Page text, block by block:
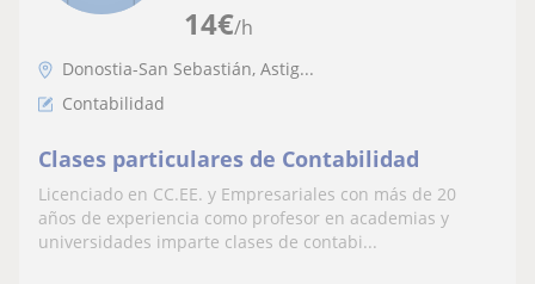
14€/h
Donostia-San Sebastián, Astig...
Contabilidad
Clases particulares de Contabilidad
Licenciado en CC.EE. y Empresariales con más de 20
años de experiencia como profesor en academias y
universidades imparte clases de contabi...